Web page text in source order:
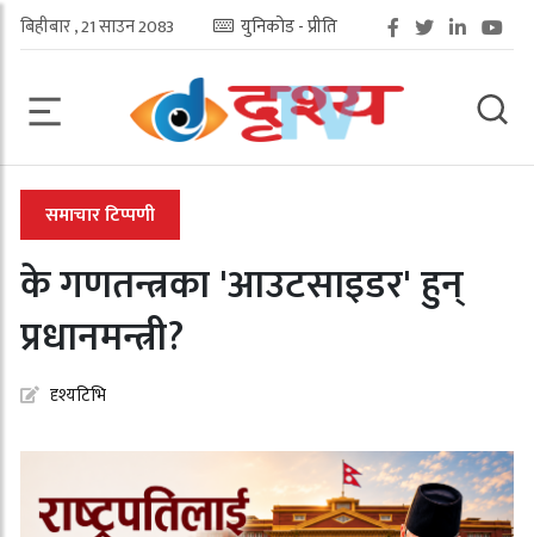
बिहीबार , 21 साउन 2083 युनिकोड - प्रीति
समाचार टिप्पणी
के गणतन्त्रका 'आउटसाइडर' हुन्
प्रधानमन्त्री?
दृश्यटिभि